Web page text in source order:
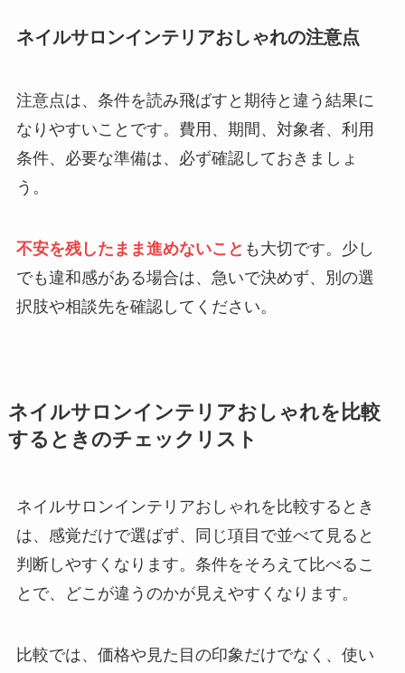
ネイルサロンインテリアおしゃれの注意点
注意点は、条件を読み飛ばすと期待と違う結果に
なりやすいことです。費用、期間、対象者、利用
条件、必要な準備は、必ず確認しておきましょ
う。
不安を残したまま進めないこと も大切です。少し
でも違和感がある場合は、急いで決めず、別の選
択肢や相談先を確認してください。
ネイルサロンインテリアおしゃれを比較
するときのチェックリスト
ネイルサロンインテリアおしゃれを比較するとき
は、感覚だけで選ばず、同じ項目で並べて見ると
判断しやすくなります。条件をそろえて比べるこ
とで、どこが違うのかが見えやすくなります。
比較では、価格や見た目の印象だけでなく、使い